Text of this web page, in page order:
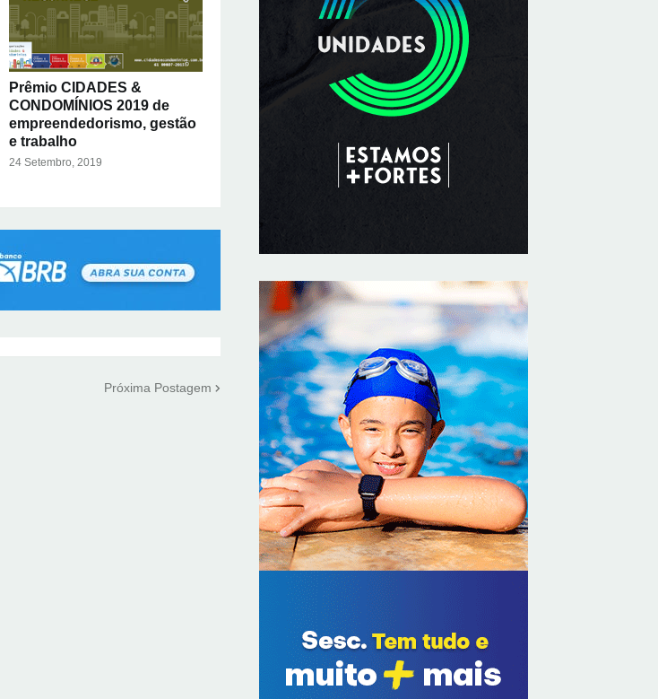
Prêmio CIDADES &
CONDOMÍNIOS 2019 de
empreendedorismo, gestão
e trabalho
24 Setembro, 2019
Próxima Postagem
Reposição de testosterona não é
obrigatória para mulheres